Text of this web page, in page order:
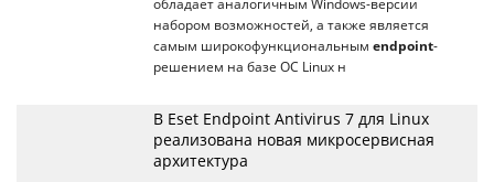
обладает аналогичным Windows-версии
набором возможностей, а также является
самым широкофункциональным endpoint-
решением на базе ОС Linux н
В Eset Endpoint Antivirus 7 для Linux
реализована новая микросервисная
архитектура